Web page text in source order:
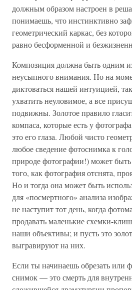
должным образом настроен в
понимаешь, что инстинктивно
геометрический каркас, без
равно бесформенной и
Композиция должна быть одним
неусыпного внимания. Но на
диктоваться нашей интуицией,
ухватить неуловимое, а все
подвижны. Золотое правило
компаса, которые есть у
это его глаза. Любой чисто
любое сведение фотоснимка к
природе фотографии!) может быть
того, как фотография отснята,
Но и тогда она может быть
для «посмертного» анализа
не наступит тот день, когда
продавать маленькие схемки-
наши объективы; и пусть это
выгравируют на них.
Если ты начинаешь обрезать или
снимок — это смерть для